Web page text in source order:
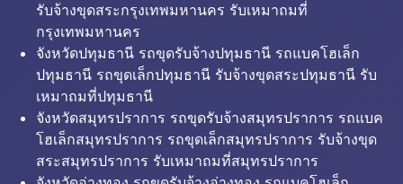
รับจ้างขุดสระกรุงเทพมหานคร รับเหมาถมที่
กรุงเทพมหานคร
จังหวัดปทุมธานี รถขุดรับจ้างปทุมธานี รถแบคโฮเล็ก
ปทุมธานี รถขุดเล็กปทุมธานี รับจ้างขุดสระปทุมธานี รับ
เหมาถมที่ปทุมธานี
จังหวัดสมุทรปราการ รถขุดรับจ้างสมุทรปราการ รถแบค
โฮเล็กสมุทรปราการ รถขุดเล็กสมุทรปราการ รับจ้างขุด
สระสมุทรปราการ รับเหมาถมที่สมุทรปราการ